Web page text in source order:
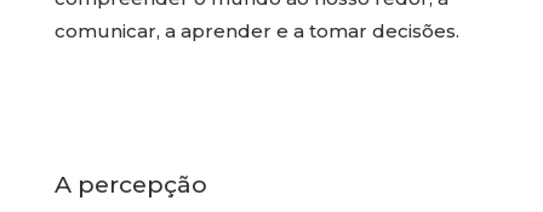
comunicar, a aprender e a tomar decisões.
A percepção